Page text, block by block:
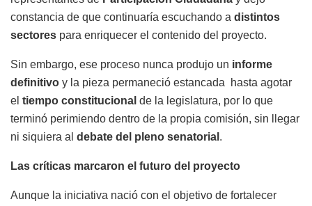
constancia de que continuaría escuchando a distintos
sectores para enriquecer el contenido del proyecto.
Sin embargo, ese proceso nunca produjo un informe
definitivo y la pieza permaneció estancada hasta agotar
el tiempo constitucional de la legislatura, por lo que
terminó perimiendo dentro de la propia comisión, sin llegar
ni siquiera al debate del pleno senatorial .
Las críticas marcaron el futuro del proyecto
Aunque la iniciativa nació con el objetivo de fortalecer